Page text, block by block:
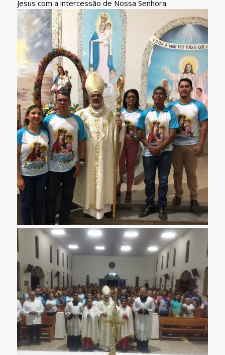
Jesus com a intercessão de Nossa Senhora.